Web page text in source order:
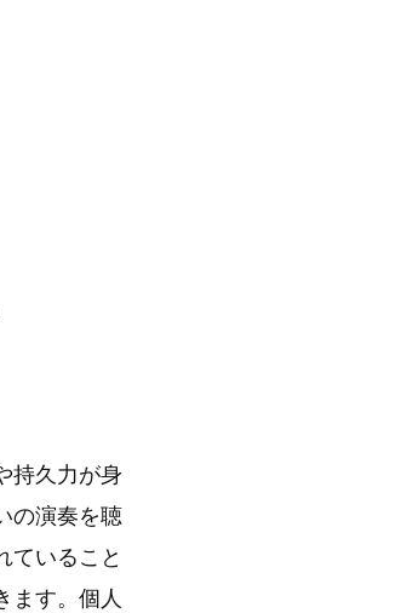
持久力が身
の演奏を聴
ていること
ます。個人